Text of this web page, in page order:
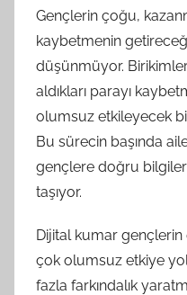
Gençlerin çoğu,
kaybetmenin
düşünmüyor.
aldıkları parayı
olumsuz etkileyecek
Bu sürecin başında
gençlere doğru
taşıyor.
Dijital kumar
çok olumsuz etkiye
fazla farkındalık